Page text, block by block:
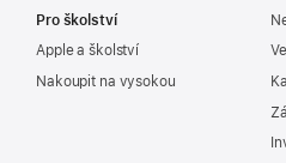
Pro školství
Apple a školství
Nakoupit na vysokou